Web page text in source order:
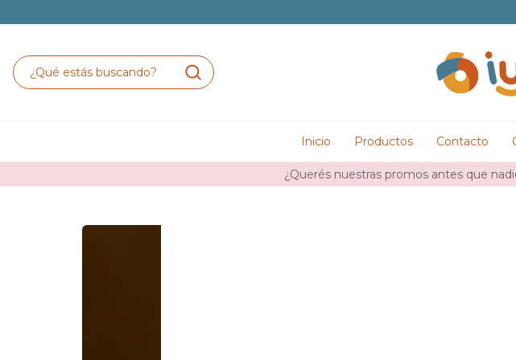
¿Querés nuestras promos antes que
Inicio Productos Contacto